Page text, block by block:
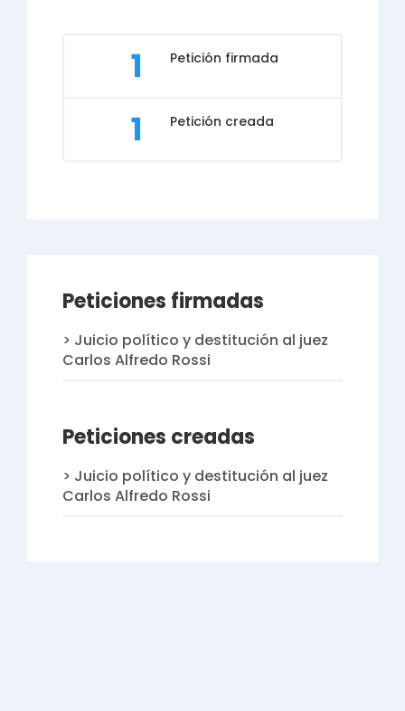
1 Petición firmada
1 Petición creada
Peticiones firmadas
Juicio político y destitución al juez
Carlos Alfredo Rossi
Peticiones creadas
Juicio político y destitución al juez
Carlos Alfredo Rossi